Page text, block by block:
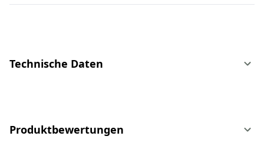
Technische Daten
Produktbewertungen